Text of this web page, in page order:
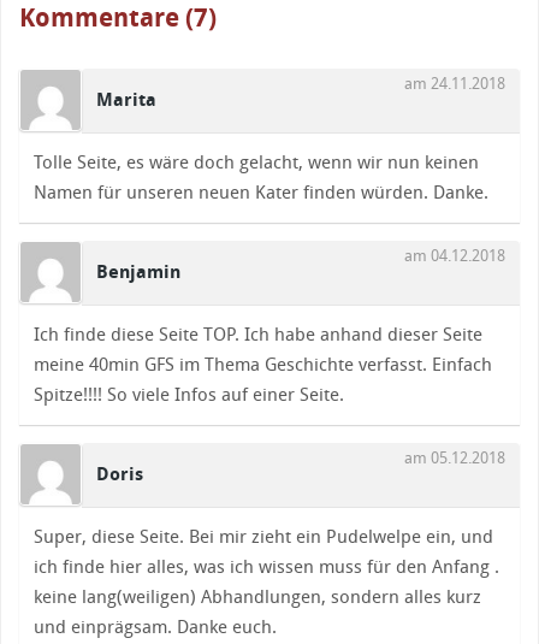
Kommentare (7)
Marita
am 24.11.2018
Tolle Seite, es wäre doch gelacht, wenn wir nun keinen
Namen für unseren neuen Kater finden würden. Danke.
Benjamin
am 04.12.2018
Ich finde diese Seite TOP. Ich habe anhand dieser Seite
meine 40min GFS im Thema Geschichte verfasst. Einfach
Spitze!!!! So viele Infos auf einer Seite.
Doris
am 05.12.2018
Super, diese Seite. Bei mir zieht ein Pudelwelpe ein, und
ich finde hier alles, was ich wissen muss für den Anfang .
keine lang(weiligen) Abhandlungen, sondern alles kurz
und einprägsam. Danke euch.